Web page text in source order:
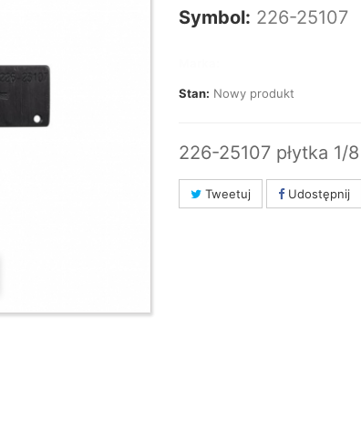
Symbol: 226-25107
Stan: Nowy produkt
226-25107 płytka 1/
Tweetuj Udostępnij